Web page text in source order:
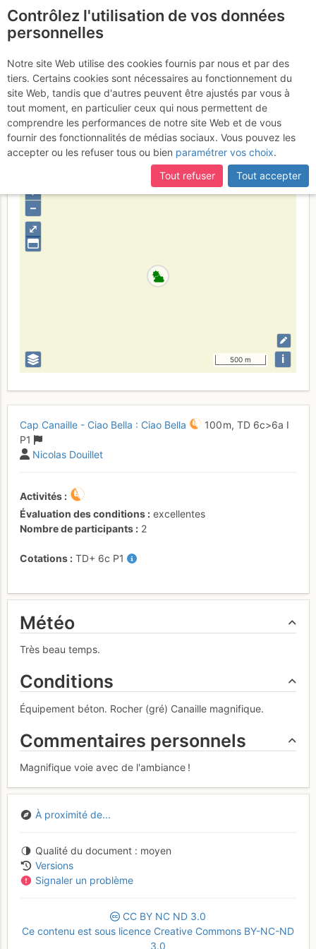
Cap Canaille - Ombre du
Néant : Ciao Bella
Mercredi 22
février 2017
Bouches-du-Rhône
⤢
+
–
500 m i
Cap Canaille - Ciao Bella : Ciao Bella 100 m, TD 6c>6a I
P1
Nicolas Douillet
Activités
Évaluation des conditions
excellentes
Nombre de participants
2
Cotations TD+ 6c P1
Météo
Très beau temps.
Conditions
Équipement béton. Rocher (gré) Canaille magnifique.
Commentaires personnels
Magnifique voie avec de l'ambiance !
À proximité de...
Qualité du document
moyen
Versions
Signaler un problème
CC BY NC ND 3.0
Ce contenu est sous licence Creative Commons BY-NC-ND
3.0
Contrôlez l'utilisation de vos données
personnelles
Notre site Web utilise des cookies fournis par nous et par des
tiers. Certains cookies sont nécessaires au fonctionnement du
site Web, tandis que d'autres peuvent être ajustés par vous à
tout moment, en particulier ceux qui nous permettent de
comprendre les performances de notre site Web et de vous
fournir des fonctionnalités de médias sociaux. Vous pouvez les
accepter ou les refuser tous ou bien paramétrer vos choix.
Tout refuser
Tout accepter